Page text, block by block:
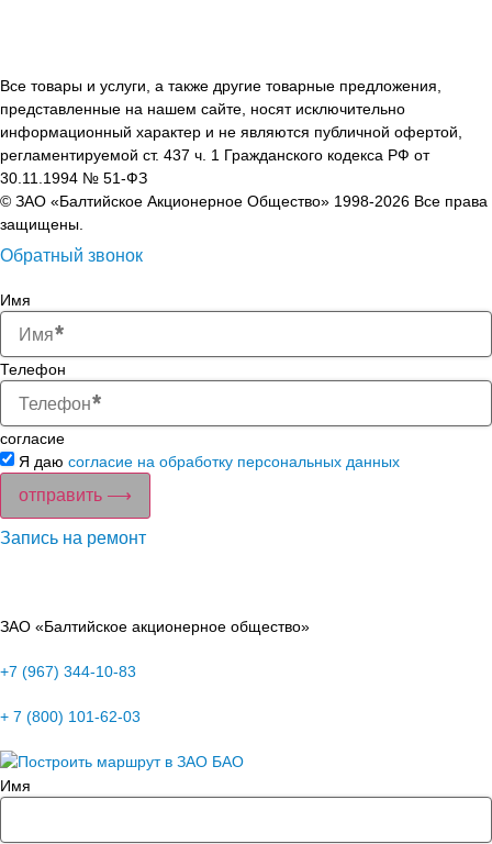
Все товары и услуги, а также другие товарные предложения,
представленные на нашем сайте, носят исключительно
информационный характер и не являются публичной офертой,
регламентируемой ст. 437 ч. 1 Гражданского кодекса РФ от
30.11.1994 № 51-ФЗ
© ЗАО «Балтийское Акционерное Общество» 1998-2026 Все права
защищены.
Обратный звонок
Имя
Телефон
согласие
Я даю согласие на обработку персональных данных
отправить ⟶
Запись на ремонт
ЗАО «Балтийское акционерное общество»
+7 (967) 344-10-83
+ 7 (800) 101-62-03
Имя